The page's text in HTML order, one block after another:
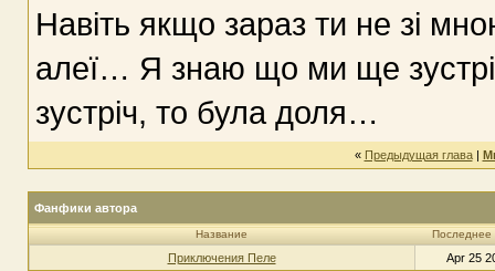
Навіть якщо зараз ти не зі
алеї… Я знаю що ми ще
зустріч, то була доля…
« Предыдущая глава|
Фанфики автора
Название Последнее
Приключения Пеле Apr 25